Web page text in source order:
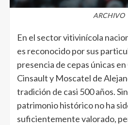
ARCHIVO
En el sector vitivinícola
es reconocido por sus
presencia de cepas únicas en
Cinsault y Moscatel de
tradición de casi 500 años.
patrimonio histórico no ha
suficientemente valorado,